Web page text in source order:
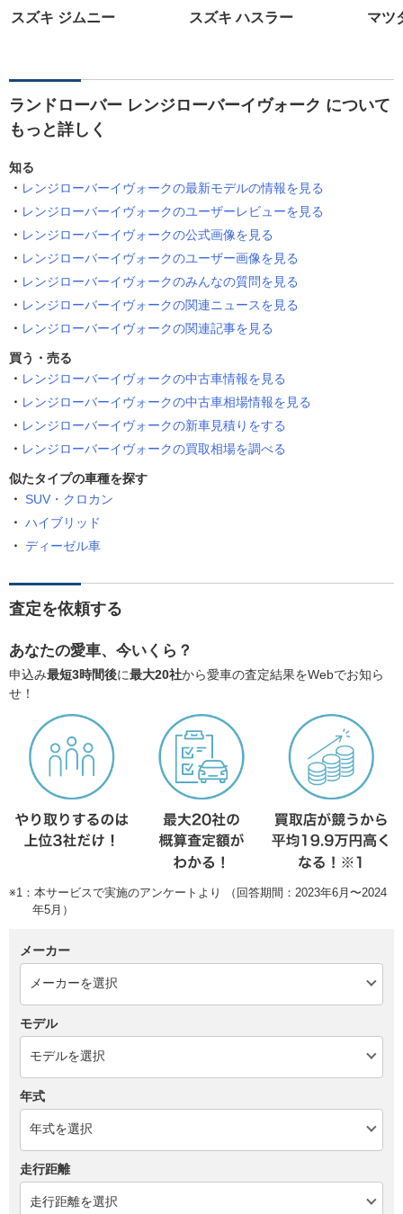
スズキ ジムニー スズキ ハスラー マツ
ランドローバー レンジローバーイヴォーク について
もっと詳しく
知る
レンジローバーイヴォークの最新モデルの情報を見る
レンジローバーイヴォークのユーザーレビューを見る
レンジローバーイヴォークの公式画像を見る
レンジローバーイヴォークのユーザー画像を見る
レンジローバーイヴォークのみんなの質問を見る
レンジローバーイヴォークの関連ニュースを見る
レンジローバーイヴォークの関連記事を見る
買う・売る
レンジローバーイヴォークの中古車情報を見る
レンジローバーイヴォークの中古車相場情報を見る
レンジローバーイヴォークの新車見積りをする
レンジローバーイヴォークの買取相場を調べる
似たタイプの車種を探す
SUV・クロカン
ハイブリッド
ディーゼル車
査定を依頼する
あなたの愛車、今いくら？
申込み最短3時間後に最大20社から愛車の査定結果をWebでお知ら
せ！
※1：本サービスで実施のアンケートより （回答期間：2023年6月〜2024
年5月）
メーカー
モデル
年式
走行距離